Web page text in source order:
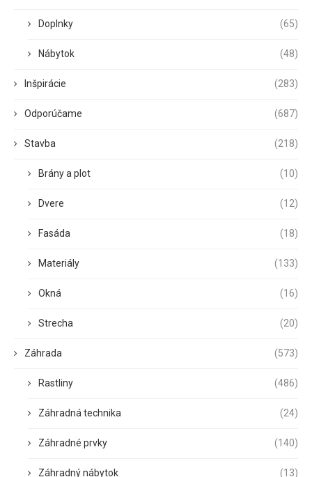
Doplnky (65)
Nábytok (48)
Inšpirácie (283)
Odporúčame (687)
Stavba (218)
Brány a plot (10)
Dvere (12)
Fasáda (18)
Materiály (133)
Okná (16)
Strecha (20)
Záhrada (573)
Rastliny (486)
Záhradná technika (24)
Záhradné prvky (140)
Záhradný nábytok (13)